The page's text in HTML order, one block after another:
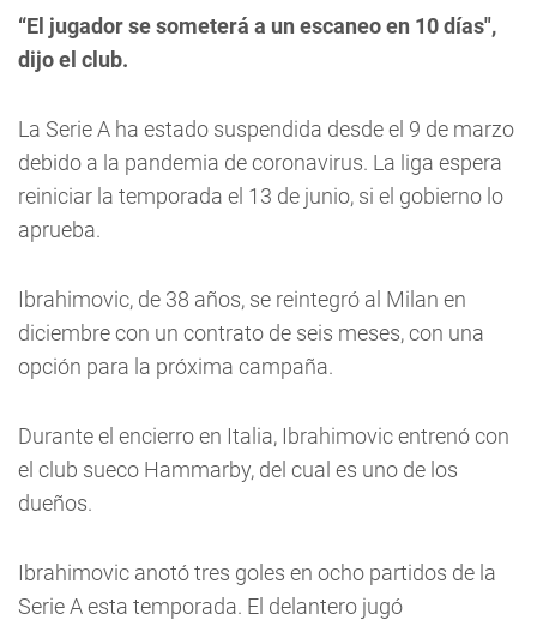
“El jugador se someterá a un escaneo en 10 días",
dijo el club.
La Serie A ha estado suspendida desde el 9 de marzo
debido a la pandemia de coronavirus. La liga espera
reiniciar la temporada el 13 de junio, si el gobierno lo
aprueba.
Ibrahimovic, de 38 años, se reintegró al Milan en
diciembre con un contrato de seis meses, con una
opción para la próxima campaña.
Durante el encierro en Italia, Ibrahimovic entrenó con
el club sueco Hammarby, del cual es uno de los
dueños.
Ibrahimovic anotó tres goles en ocho partidos de la
Serie A esta temporada. El delantero jugó